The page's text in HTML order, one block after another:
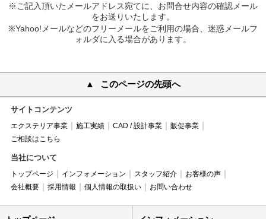
※ご記入頂いたメールアドレス宛てに、お問合せ内容の確認メール
をお送りいたします。
※Yahoo!メールなどのフリーメールをご利用の場合、迷惑メールフ
ォルダに入る場合があります。
このページの先頭へ
サイトコンテンツ
エクステリア事業 施工実績 CAD / 設計事業
販促事業
ご相談はこちら
当社について
トップページ インフォメーション スタッフ紹介
お客様の声
会社概要
採用情報 個人情報の取扱い お問い合わせ